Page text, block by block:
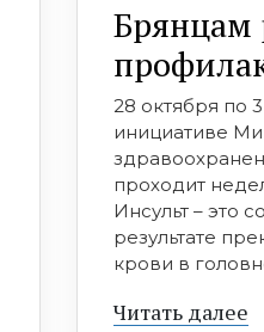
Брянцам
28 октября по
инициативе
проходит
Инсульт – это
результате
крови в
Читать далее